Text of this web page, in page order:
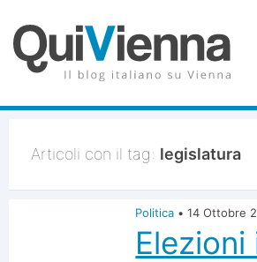
Articoli con il tag: legislatura
Politica • 14 Ottobre
Elezioni